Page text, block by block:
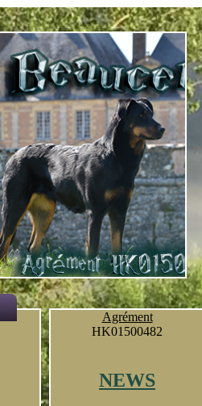
Agrément
HK01500482
NEWS